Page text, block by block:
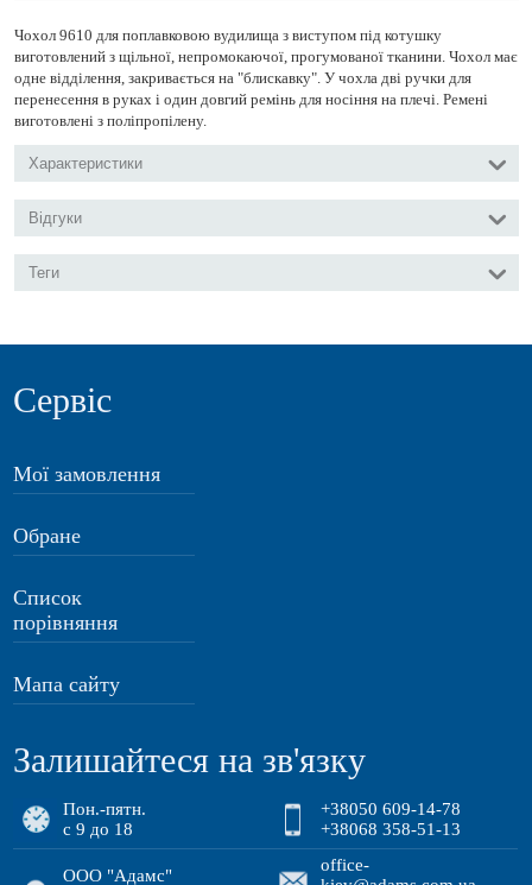
Чохол 9610 для поплавковою вудилища з виступом під котушку
виготовлений з щільної, непромокаючої, прогумованої тканини. Чохол має
одне відділення, закривається на "блискавку". У чохла дві ручки для
перенесення в руках і один довгий ремінь для носіння на плечі. Ремені
виготовлені з поліпропілену.
Характеристики
Відгуки
Теги
Сервіс
Мої замовлення
Обране
Список
порівняння
Мапа сайту
Залишайтеся на зв'язку
Пон.-пятн.
с 9 до 18
+38050 609-14-78
+38068 358-51-13
ООО "Адамс"
office-